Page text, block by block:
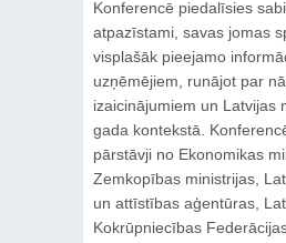
Konferencē piedalīsies
atpazīstami, savas jomas
visplašāk pieejamo
uzņēmējiem, runājot par
izaicinājumiem un Latvijas
gada kontekstā.
pārstāvji no Ekonomikas
Zemkopības ministrijas,
un attīstības aģentūras,
Kokrūpniecības